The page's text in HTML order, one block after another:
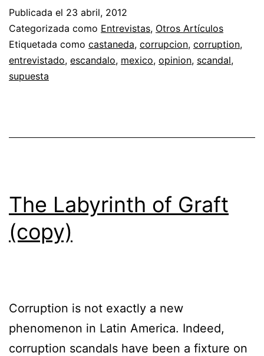
Publicada el 23 abril, 2012
Categorizada como Entrevistas, Otros Artículos
Etiquetada como castaneda, corrupcion, corruption,
entrevistado, escandalo, mexico, opinion, scandal,
supuesta
The Labyrinth of Graft
(copy)
Corruption is not exactly a new
phenomenon in Latin America. Indeed,
corruption scandals have been a fixture on